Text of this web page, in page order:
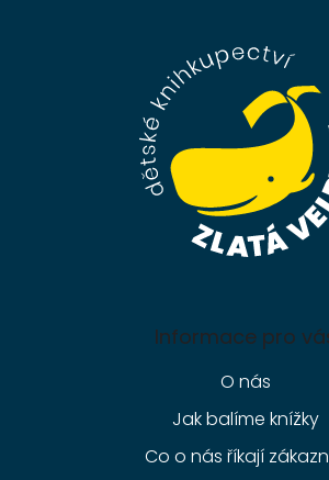
Informace pro
O nás
Jak balíme knížky
Co o nás říkají